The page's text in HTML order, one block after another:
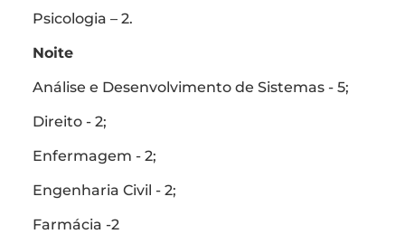
Psicologia – 2.
Noite
Análise e Desenvolvimento de Sistemas - 5;
Direito - 2;
Enfermagem - 2;
Engenharia Civil - 2;
Farmácia -2